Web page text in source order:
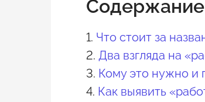
Содержание
1. Что стоит за
2. Два взгляда на
3. Кому это нужно и
4. Как выявить